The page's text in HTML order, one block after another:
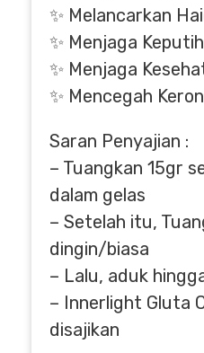
✨ Melancarkan
✨ Menjaga
✨ Menjaga
✨ Mencegah
Saran Penyajian :
– Tuangkan 15gr
dalam gelas
– Setelah itu,
dingin/biasa
– Lalu, aduk
– Innerlight Gluta
disajikan